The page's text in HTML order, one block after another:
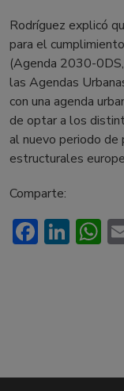
Rodríguez explicó
para el
(Agenda 2030-
las Agendas
con una agenda
de optar a los
al nuevo periodo de
estructurales
Comparte: